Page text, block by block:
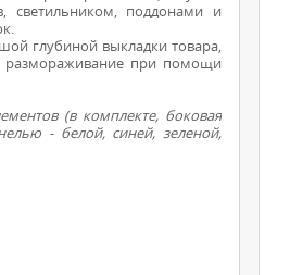
ВИТРИНЫ ДЛЯ
ПРОДУКТОВ
светильником, поддонами и
глубиной выкладки товара,
размораживание при помощи
(в комплекте, боковая
- белой, синей, зеленой,